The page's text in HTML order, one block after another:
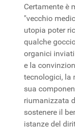
Certamente è
"vecchio
utopia poter
qualche
organici
e la
tecnologici, la
sua
riumanizzata
sostenere il
istanze del